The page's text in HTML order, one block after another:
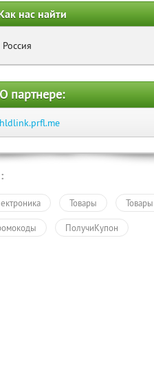
нас найти
Россия
О партнере:
hldlink.prfl.me
Товары Товары
ПолучиКупон